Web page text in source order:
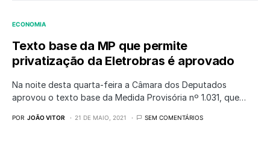
ECONOMIA
Texto base da MP que permite
privatização da Eletrobras é aprovado
Na noite desta quarta-feira a Câmara dos Deputados
aprovou o texto base da Medida Provisória nº 1.031, que…
POR JOÃO VITOR 21 DE MAIO, 2021 SEM COMENTÁRIOS